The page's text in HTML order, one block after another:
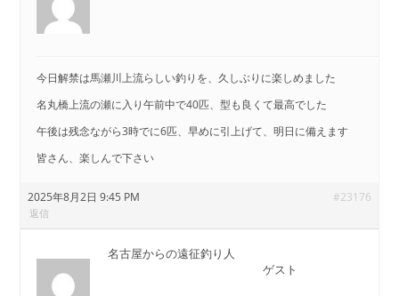
今日解禁は馬瀬川上流らしい釣りを、久しぶりに楽しめました
名丸橋上流の瀬に入り午前中で40匹、型も良くて最高でした
午後は残念ながら3時でに6匹、早めに引上げて、明日に備えます
皆さん、楽しんで下さい
2025年8月2日 9:45 PM #23176
返信
名古屋からの遠征釣り人
ゲスト